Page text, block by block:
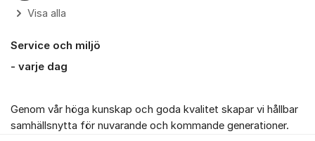
Visa alla
Service och miljö
- varje dag
Genom vår höga kunskap och goda kvalitet skapar vi hållbar
samhällsnytta för nuvarande och kommande generationer.